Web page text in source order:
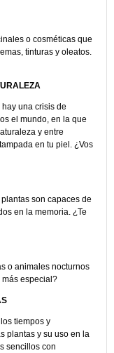
o cosméticas que
tinturas y oleatos.
una crisis de
el mundo, en la que
y entre
en tu piel. ¿Vos
son capaces de
en la memoria. ¿Te
o animales nocturnos
especial?
tiempos y
plantas y su uso en la
sencillos con